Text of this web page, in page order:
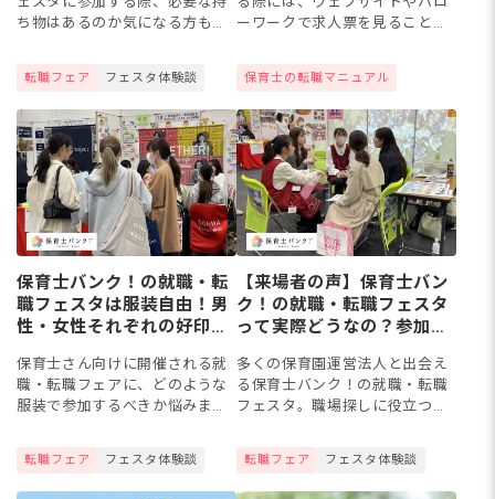
ち物はあるのか気になる方もい
っておき、準備万端な状態で足
を運びましょう。今回は、保育
士バ...
転職フェア フェスタ体験談
ーワークで求人票を見ることが
育は伝わってこないもの。そこ
で、求人探しに便利な就職フェ
スタを...
保育士の転職マニュアル
保育士バンク！の就職・転
職フェスタは服装自由！男
性・女性それぞれの好印象
保育士さん向けに開催される就
職・転職フェアに、どのような
服装で参加するべきか悩みます
けたいもの。今回は、弊社保育
士バンク！の就職・転職フェス
転職フェア フェスタ体験談
【来場者の声】保育士バン
ク！の就職・転職フェスタ
って実際どうなの？参加し
多くの保育園運営法人と出会え
る保育士バンク！の就職・転職
フェスタ。職場探しに役立つイ
い…」など不安に感じる方も多
いよう。そこで今回は、保育士
転職フェア フェスタ体験談